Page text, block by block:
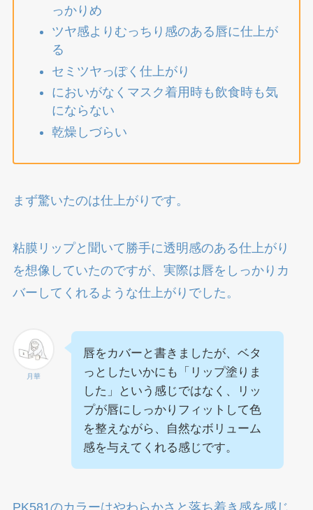
っかりめ
ツヤ感よりむっちり感のある唇に仕上が
る
セミツヤっぽく仕上がり
においがなくマスク着用時も飲食時も気
にならない
乾燥しづらい
まず驚いたのは仕上がりです。
粘膜リップと聞いて勝手に透明感のある仕上がり
を想像していたのですが、実際は唇をしっかりカ
バーしてくれるような仕上がりでした。
月華
唇をカバーと書きましたが、ベタ
っとしたいかにも「リップ塗りま
した」という感じではなく、リッ
プが唇にしっかりフィットして色
を整えながら、自然なボリューム
感を与えてくれる感じです。